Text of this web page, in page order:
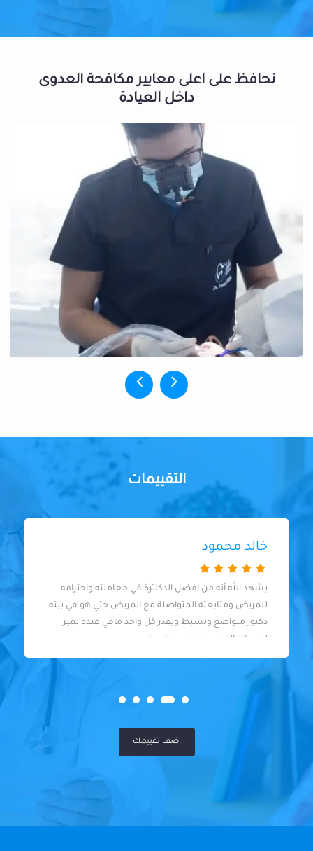
نحافظ على اعلى معايير مكافحة العدوى
داخل العيادة
التقييمات
خالد محمود
يشهد الله أنه من افضل الدكاترة في معاملته واحترامه
للمريض ومتابعته المتواصلة مع المريض حتي هو في بيته
دكتور متواضع وبسيط ويقدر كل واحد مافي عنده تميز
لحد. كل المرضى عنده سواسية
اضف تقييمك